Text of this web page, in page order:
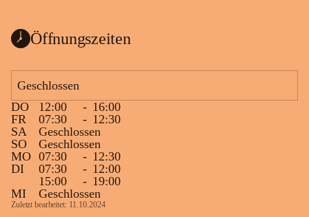
Öffnungszeiten
Geschlossen
DO
12:00 - 16:00
FR
07:30 - 12:30
SA
Geschlossen
SO
Geschlossen
MO 07:30 - 12:30
DI
07:30 - 12:00
15:00
- 19:00
MI
Geschlossen
Zuletzt bearbeitet: 11.10.2024